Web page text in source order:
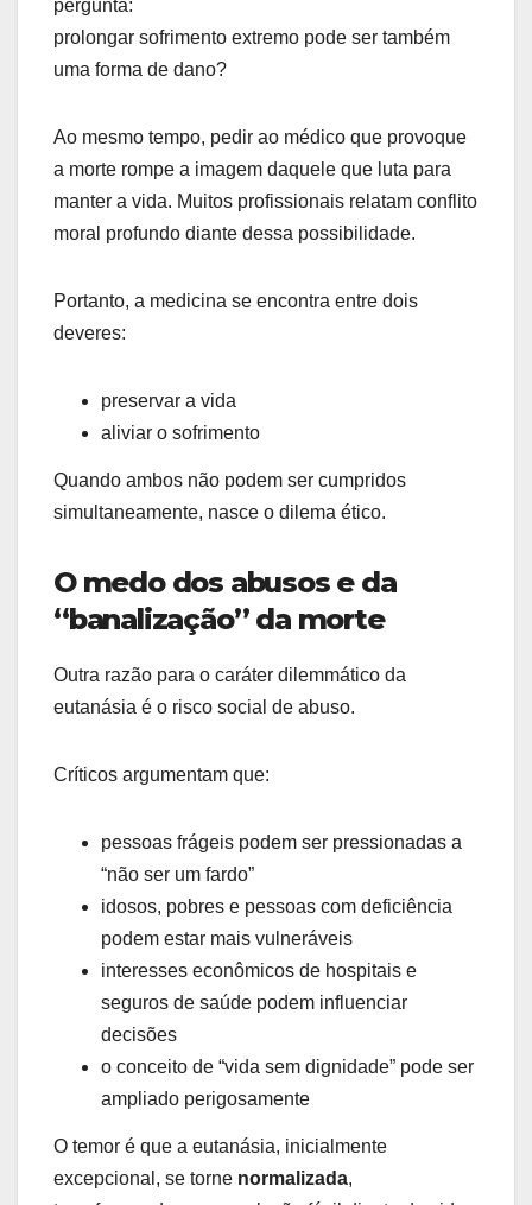
pergunta:
prolongar sofrimento extremo pode ser também
uma forma de dano?
Ao mesmo tempo, pedir ao médico que provoque
a morte rompe a imagem daquele que luta para
manter a vida. Muitos profissionais relatam conflito
moral profundo diante dessa possibilidade.
Portanto, a medicina se encontra entre dois
deveres:
preservar a vida
aliviar o sofrimento
Quando ambos não podem ser cumpridos
simultaneamente, nasce o dilema ético.
O medo dos abusos e da
“banalização” da morte
Outra razão para o caráter dilemmático da
eutanásia é o risco social de abuso.
Críticos argumentam que:
pessoas frágeis podem ser pressionadas a
“não ser um fardo”
idosos, pobres e pessoas com deficiência
podem estar mais vulneráveis
interesses econômicos de hospitais e
seguros de saúde podem influenciar
decisões
o conceito de “vida sem dignidade” pode ser
ampliado perigosamente
O temor é que a eutanásia, inicialmente
excepcional, se torne normalizada,